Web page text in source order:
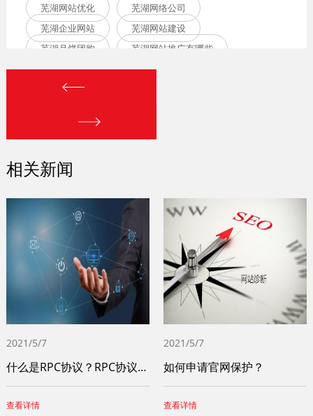
芜湖网站优化
芜湖网络公司
芜湖企业网站
芜湖网站建设
芜湖月饼团购
芜湖网站推广有哪些
芜湖网站推广电话
相关新闻
2021/5/7
什么是RPC协议？RPC协议与HTTP协议的区别
查看详情
2021/5/7
如何申请官网保护？
查看详情